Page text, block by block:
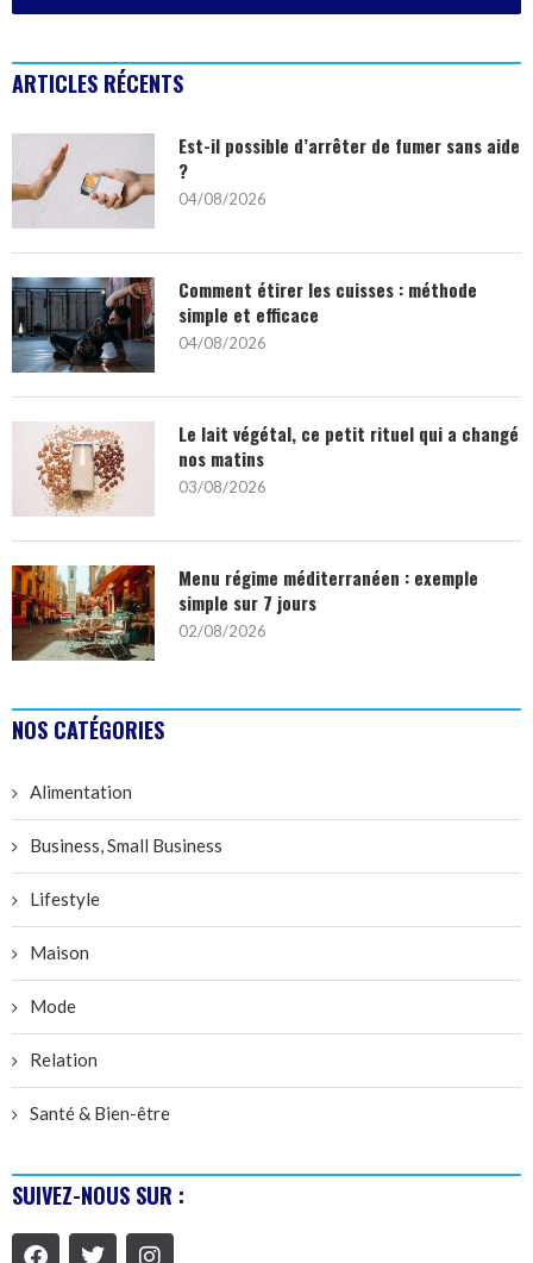
ARTICLES RÉCENTS
Est-il possible d’arrêter de fumer sans aide
?
04/08/2026
Comment étirer les cuisses : méthode
simple et efficace
04/08/2026
Le lait végétal, ce petit rituel qui a changé
nos matins
03/08/2026
Menu régime méditerranéen : exemple
simple sur 7 jours
02/08/2026
NOS CATÉGORIES
Alimentation
Business, Small Business
Lifestyle
Maison
Mode
Relation
Santé & Bien-être
SUIVEZ-NOUS SUR :